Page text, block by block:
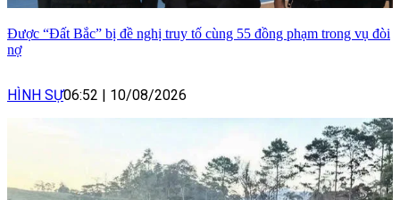
Được “Đất Bắc” bị đề nghị truy tố cùng 55 đồng phạm trong vụ đòi
nợ
HÌNH SỰ06:52 | 10/08/2026